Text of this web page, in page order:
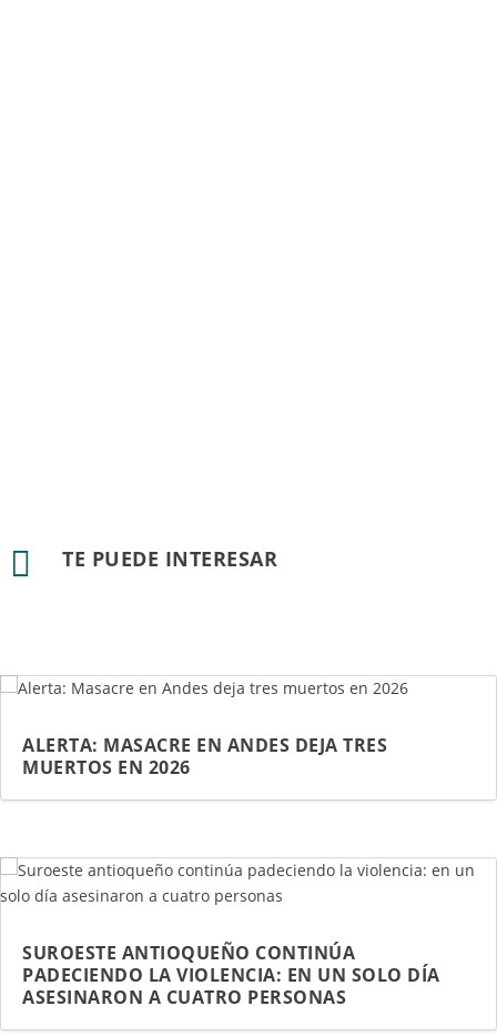
 TE PUEDE INTERESAR
ALERTA: MASACRE EN ANDES DEJA TRES
MUERTOS EN 2026
SUROESTE ANTIOQUEÑO CONTINÚA
PADECIENDO LA VIOLENCIA: EN UN SOLO DÍA
ASESINARON A CUATRO PERSONAS